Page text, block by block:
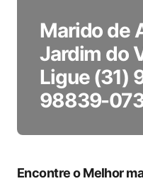
Marido de
Jardim do
Ligue (31)
98839-
Encontre​ o Melhor